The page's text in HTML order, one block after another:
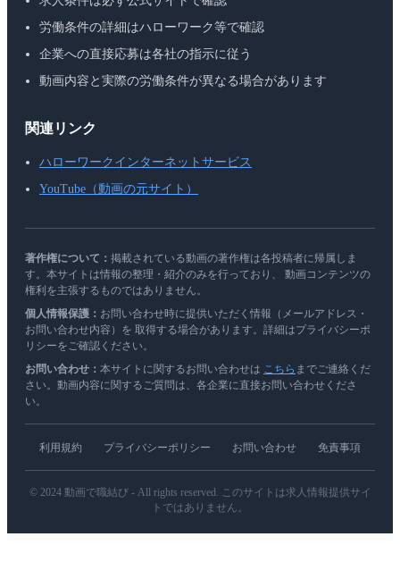
労働条件の詳細はハローワーク等で確認
企業への直接応募は各社の指示に従う
動画内容と実際の労働条件が異なる場合があります
関連リンク
ハローワークインターネットサービス
YouTube（動画の元サイト）
著作権について： 掲載されている動画の著作権は各投稿者に帰属しま
す。本サイトは情報の整理・紹介のみを行っており、 動画コンテンツの
権利を主張するものではありません。
個人情報保護： お問い合わせ時に提供いただく情報（メールアドレス・
お問い合わせ内容）を 取得する場合があります。詳細はプライバシーポ
リシーをご確認ください。
お問い合わせ： 本サイトに関するお問い合わせは こちら までご連絡くだ
さい。動画内容に関するご質問は、各企業に直接お問い合わせくださ
い。
利用規約 プライバシーポリシー お問い合わせ 免責事項
© 2024 動画で職結び - All rights reserved. このサイトは求人情報提供サイ
トではありません。